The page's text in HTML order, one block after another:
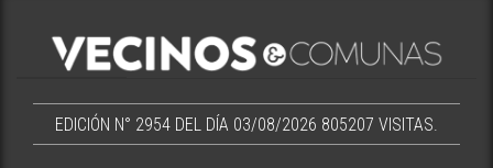
EDICIÓN N° 2954 DEL DÍA 03/08/2026 805207 VISITAS.